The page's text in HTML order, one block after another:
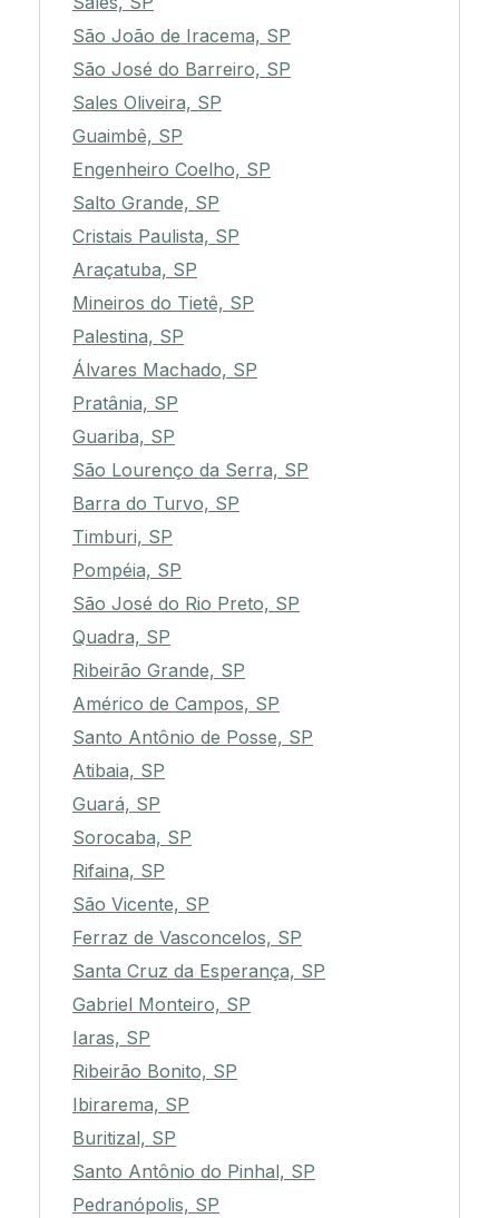
São João de Iracema, SP
São José do Barreiro, SP
Sales Oliveira, SP
Guaimbê, SP
Engenheiro Coelho, SP
Salto Grande, SP
Cristais Paulista, SP
Araçatuba, SP
Mineiros do Tietê, SP
Palestina, SP
Álvares Machado, SP
Pratânia, SP
Guariba, SP
São Lourenço da Serra, SP
Barra do Turvo, SP
Timburi, SP
Pompéia, SP
São José do Rio Preto, SP
Quadra, SP
Ribeirão Grande, SP
Américo de Campos, SP
Santo Antônio de Posse, SP
Atibaia, SP
Guará, SP
Sorocaba, SP
Rifaina, SP
São Vicente, SP
Ferraz de Vasconcelos, SP
Santa Cruz da Esperança, SP
Gabriel Monteiro, SP
Iaras, SP
Ribeirão Bonito, SP
Ibirarema, SP
Buritizal, SP
Santo Antônio do Pinhal, SP
Pedranópolis, SP